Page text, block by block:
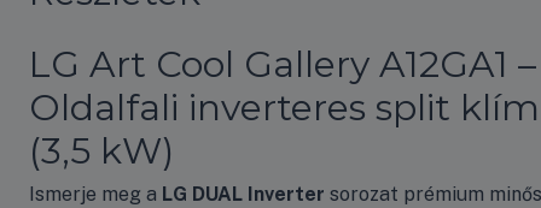
LG Art Cool Gallery A12GA1 –
Oldalfali inverteres split
(3,5 kW)
Ismerje meg a LG DUAL Inverter sorozat prémium